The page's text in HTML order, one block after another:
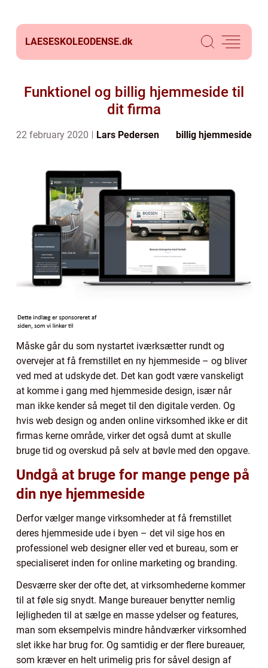
LAESESKOLEODENSE.dk
Funktionel og billig hjemmeside til
dit firma
22 february 2020 Lars Pedersen billig hjemmeside
Måske går du som nystartet iværksætter rundt og
overvejer at få fremstillet en ny hjemmeside – og bliver
ved med at udskyde det. Det kan godt være vanskeligt
at komme i gang med hjemmeside design, især når
man ikke kender så meget til den digitale verden. Og
hvis web design og anden online virksomhed ikke er dit
firmas kerne område, virker det også dumt at skulle
bruge tid og overskud på selv at bøvle med den opgave.
Undgå at bruge for mange penge på
din nye hjemmeside
Derfor vælger mange virksomheder at få fremstillet
deres hjemmeside ude i byen – det vil sige hos en
professionel web designer eller ved et bureau, som er
specialiseret inden for online marketing og branding.
Desværre sker der ofte det, at virksomhederne kommer
til at føle sig snydt. Mange bureauer benytter nemlig
lejligheden til at sælge en masse ydelser og features,
man som eksempelvis mindre håndværker virksomhed
slet ikke har brug for. Og samtidig er der flere bureauer,
som kræver en helt urimelig pris for såvel design af